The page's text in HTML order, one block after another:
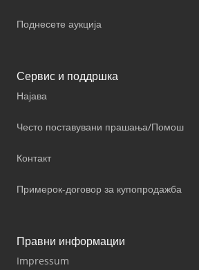
Поднесете аукција
Сервис и поддршка
Најава
Често поставувани прашања/Помош
Контакт
Примерок-договор за купопродажба
Правни информации
Impressum